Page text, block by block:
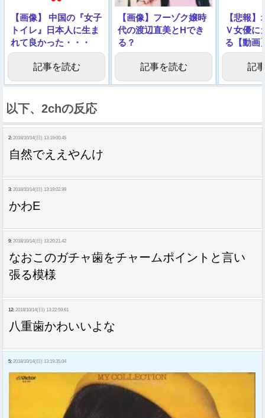
【画像】 中国の『女子
トイレ』日本人に生ま
れて良かった・・・
記事を読む
【画像】フーゾク嬢時
代の渡辺直美とHでき
る？
記事を読む
【悲報
Ｖ女優に
る【動画
記
以下、2chの反応
2: 2018/10/14(日) 13:19:00.45
自然でええやんけ
3: 2018/10/14(日) 13:19:02.99
かわE
9: 2018/10/14(日) 13:20:21.42
なおこのガチャ歯をチャームポイントと言い
張る模様
12: 2018/10/14(日) 13:22:59.61
八重歯かわいいよな
5: 2018/10/14(日) 13:19:35.04